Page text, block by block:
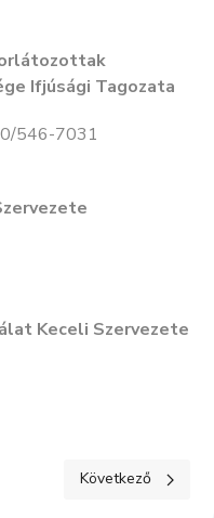
Ifjúsági Tagozata
546-7031
Keceli Szervezete
BORRENDKövetkező cikk:
Következő